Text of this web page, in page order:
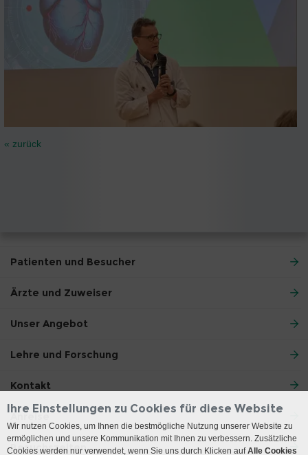
« zurück
Patienten und Besucher
Ärzte und Zuweiser
Unser Angebot
Lehre und Forschung
Kontakt
Anreise
Besuchszeiten
Ihre Einstellungen zu Cookies für diese Website
Wir nutzen Cookies, um Ihnen die bestmögliche Nutzung unserer Website zu
ermöglichen und unsere Kommunikation mit Ihnen zu verbessern. Zusätzliche
Cookies werden nur verwendet, wenn Sie uns durch Klicken aufAlle Cookies